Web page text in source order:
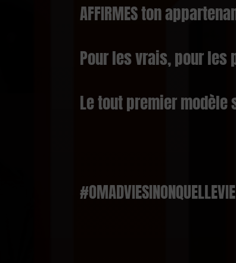
AFFIRMES ton
Pour les vrais, pour les
Le tout premier